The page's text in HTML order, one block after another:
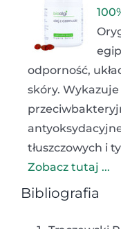
odporność,
skóry. Wykazuje
tłuszczowych i
Zobacz tutaj ...
Bibliografia